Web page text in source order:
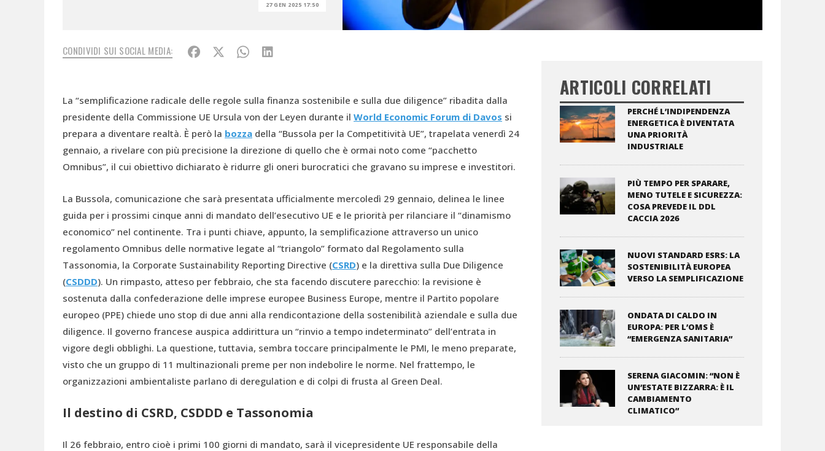
27 GEN 2025 17:50
CONDIVIDI SUI SOCIAL MEDIA:
La “semplificazione radicale delle regole sulla finanza sostenibile e sulla due diligence” ribadita dalla
presidente della Commissione UE Ursula von der Leyen durante il World Economic Forum di Davos si
prepara a diventare realtà. È però la bozza della “Bussola per la Competitività UE”, trapelata venerdì 24
gennaio, a rivelare con più precisione la direzione di quello che è ormai noto come “pacchetto
Omnibus”, il cui obiettivo dichiarato è ridurre gli oneri burocratici che gravano su imprese e investitori.
La Bussola, comunicazione che sarà presentata ufficialmente mercoledì 29 gennaio, delinea le linee
guida per i prossimi cinque anni di mandato dell’esecutivo UE e le priorità per rilanciare il “dinamismo
economico” nel continente. Tra i punti chiave, appunto, la semplificazione attraverso un unico
regolamento Omnibus delle normative legate al “triangolo” formato dal Regolamento sulla
Tassonomia, la Corporate Sustainability Reporting Directive (CSRD) e la direttiva sulla Due Diligence
(CSDDD). Un rimpasto, atteso per febbraio, che sta facendo discutere parecchio: la revisione è
sostenuta dalla confederazione delle imprese europee Business Europe, mentre il Partito popolare
europeo (PPE) chiede uno stop di due anni alla rendicontazione della sostenibilità aziendale e sulla due
diligence. Il governo francese auspica addirittura un “rinvio a tempo indeterminato” dell’entrata in
vigore degli obblighi. La questione, tuttavia, sembra toccare principalmente le PMI, le meno preparate,
visto che un gruppo di 11 multinazionali preme per non indebolire le norme. Nel frattempo, le
organizzazioni ambientaliste parlano di deregulation e di colpi di frusta al Green Deal.
Il destino di CSRD, CSDDD e Tassonomia
Il 26 febbraio, entro cioè i primi 100 giorni di mandato, sarà il vicepresidente UE responsabile della
ARTICOLI CORRELATI
PERCHÉ L’INDIPENDENZA
ENERGETICA È DIVENTATA
UNA PRIORITÀ
INDUSTRIALE
PIÙ TEMPO PER SPARARE,
MENO TUTELE E SICUREZZA:
COSA PREVEDE IL DDL
CACCIA 2026
NUOVI STANDARD ESRS: LA
SOSTENIBILITÀ EUROPEA
VERSO LA SEMPLIFICAZIONE
ONDATA DI CALDO IN
EUROPA: PER L’OMS È
“EMERGENZA SANITARIA”
SERENA GIACOMIN: “NON È
UN’ESTATE BIZZARRA: È IL
CAMBIAMENTO
CLIMATICO”